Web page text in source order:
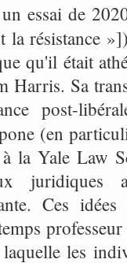
essai de
la résistance
qu'il était
Harris. Sa
post-
(en
la Yale Law
juridiques
Ces
les